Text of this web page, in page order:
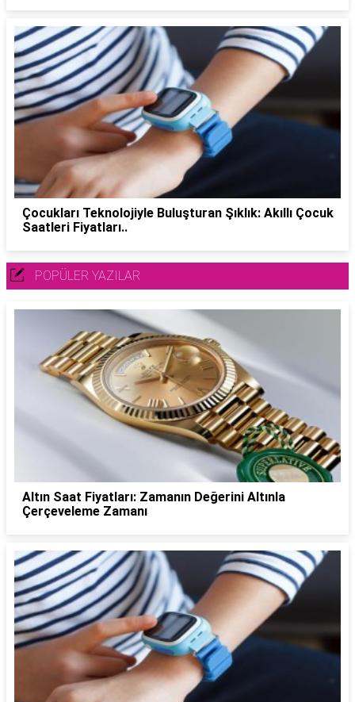
Çocukları Teknolojiyle Buluşturan Şıklık: Akıllı Çocuk
Saatleri Fiyatları..
POPÜLER YAZILAR
Altın Saat Fiyatları: Zamanın Değerini Altınla
Çerçeveleme Zamanı